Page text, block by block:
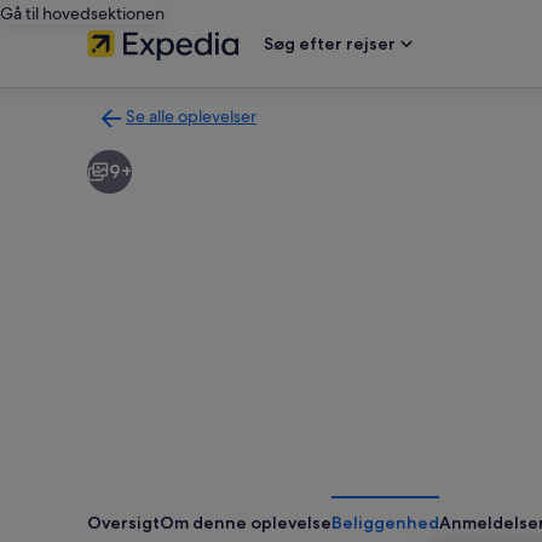
Gå til hovedsektionen
Søg efter rejser
Se alle oplevelser
til
siden
9+
OversigtOm denne oplevelseBeliggenhed